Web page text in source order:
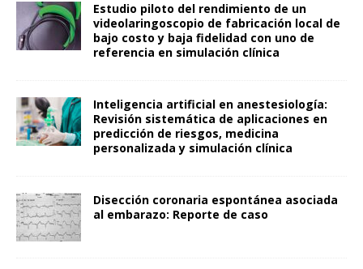
Estudio piloto del rendimiento de un
videolaringoscopio de fabricación local de
bajo costo y baja fidelidad con uno de
referencia en simulación clínica
Inteligencia artificial en anestesiología:
Revisión sistemática de aplicaciones en
predicción de riesgos, medicina
personalizada y simulación clínica
Disección coronaria espontánea asociada
al embarazo: Reporte de caso